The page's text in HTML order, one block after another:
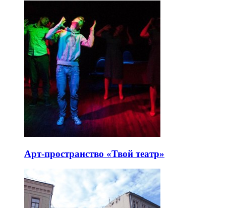
Арт-пространство «Твой театр»